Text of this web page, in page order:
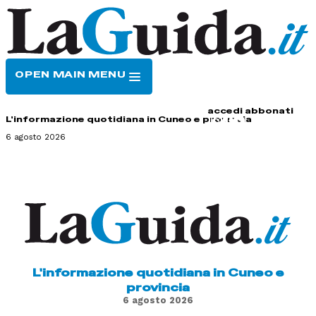
OPEN MAIN MENU
accedi abbonati
L'informazione quotidiana in Cuneo e provincia
6 agosto 2026
L'informazione quotidiana in Cuneo e
provincia
6 agosto 2026